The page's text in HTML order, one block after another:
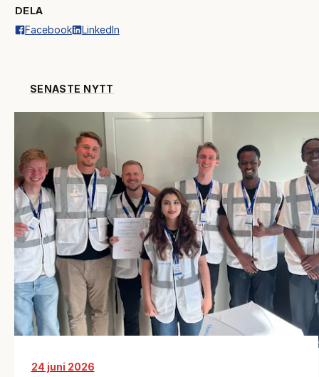
DELA
Facebook
LinkedIn
SENASTE NYTT
24 juni 2026